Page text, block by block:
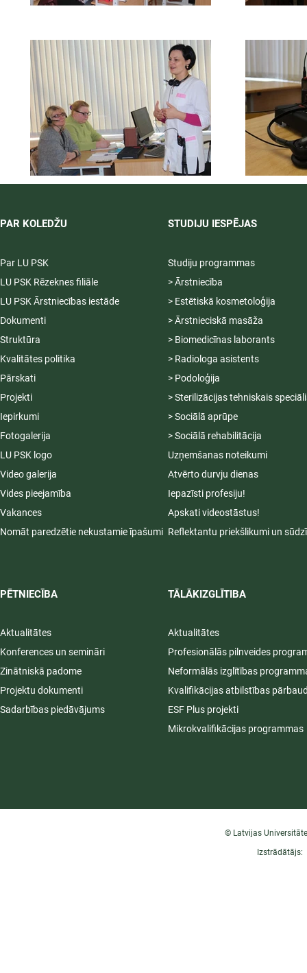
PAR KOLEDŽU
Par LU PSK
LU PSK Rēzeknes filiāle
LU PSK Ārstniecības iestāde
Dokumenti
Struktūra
Kvalitātes politika
Pārskati
Projekti
Iepirkumi
Fotogalerija
LU PSK logo
Video galerija
Vides pieejamība
Vakances
Nomāt paredzētie nekustamie īpašumi
PĒTNIECĪBA
Aktualitātes
Konferences un semināri
Zinātniskā padome
Projektu dokumenti
Sadarbības piedāvājums
STUDIJU IESPĒJAS
Studiju programmas
> Ārstniecība
> Estētiskā kosmetoloģija
> Ārstnieciskā masāža
> Biomedicīnas laborants
> Radiologa asistents
> Podoloģija
> Sterilizācijas tehniskais
> Sociālā aprūpe
> Sociālā rehabilitācija
Uzņemšanas noteikumi
Atvērto durvju dienas
Iepazīsti profesiju!
Apskati videostāstus!
Reflektantu priekšlikumi un
TĀLĀKIZGLĪTIBA
Aktualitātes
Profesionālās pilnveides
Neformālās izglītības
Kvalifikācijas atbilstības
ESF Plus projekti
Mikrokvalifikācijas programmas
© Latvijas
Izstrādātājs: